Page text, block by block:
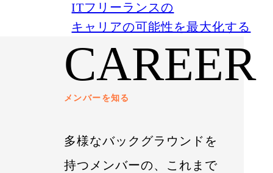
ITフリーランスの
キャリアの可能性を最大化する
メンバーを知る
CAREER
多様なバックグラウンドを
持つメンバーの、これまで